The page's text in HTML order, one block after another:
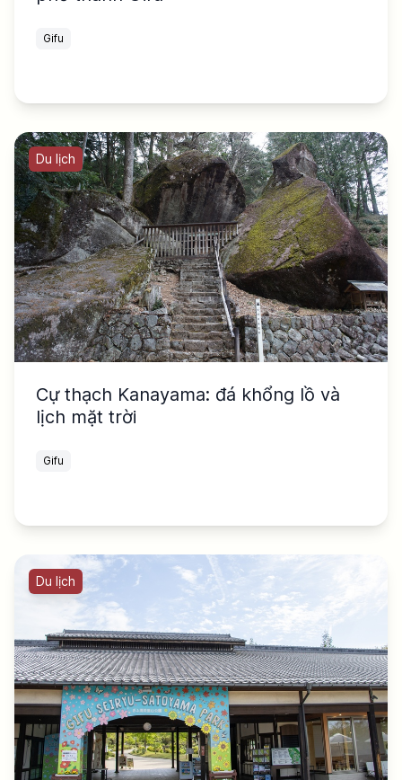
Gifu
Du lịch
Cự thạch Kanayama: đá khổng lồ và
lịch mặt trời
Gifu
Du lịch